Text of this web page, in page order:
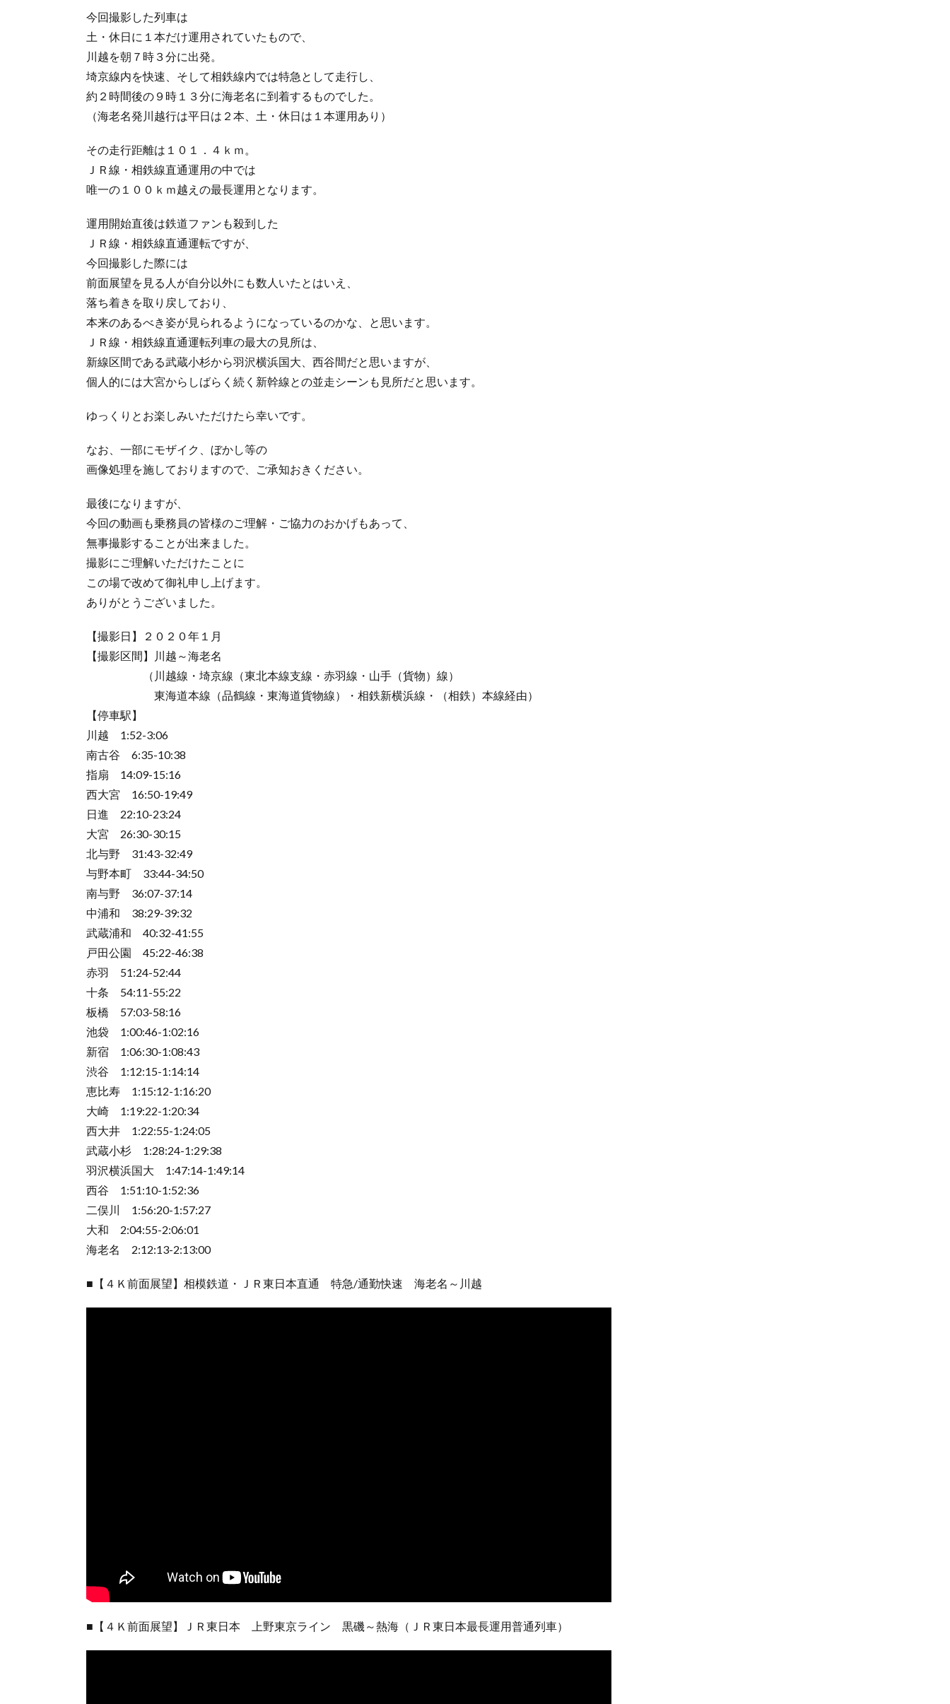
今回撮影した列車は
土・休日に１本だけ運用されていたもので、
川越を朝７時３分に出発。
埼京線内を快速、そして相鉄線内では特急として走行し、
約２時間後の９時１３分に海老名に到着するものでした。
（海老名発川越行は平日は２本、土・休日は１本運用あり）
その走行距離は１０１．４ｋｍ。
ＪＲ線・相鉄線直通運用の中では
唯一の１００ｋｍ越えの最長運用となります。
運用開始直後は鉄道ファンも殺到した
ＪＲ線・相鉄線直通運転ですが、
今回撮影した際には
前面展望を見る人が自分以外にも数人いたとはいえ、
落ち着きを取り戻しており、
本来のあるべき姿が見られるようになっているのかな、と思います。
ＪＲ線・相鉄線直通運転列車の最大の見所は、
新線区間である武蔵小杉から羽沢横浜国大、西谷間だと思いますが、
個人的には大宮からしばらく続く新幹線との並走シーンも見所だと思います。
ゆっくりとお楽しみいただけたら幸いです。
なお、一部にモザイク、ぼかし等の
画像処理を施しておりますので、ご承知おきください。
最後になりますが、
今回の動画も乗務員の皆様のご理解・ご協力のおかげもあって、
無事撮影することが出来ました。
撮影にご理解いただけたことに
この場で改めて御礼申し上げます。
ありがとうございました。
【撮影日】２０２０年１月
【撮影区間】川越～海老名
（川越線・埼京線（東北本線支線・赤羽線・山手（貨物）線）
東海道本線（品鶴線・東海道貨物線）・相鉄新横浜線・（相鉄）本線経由）
【停車駅】
川越 1:52-3:06
南古谷 6:35-10:38
指扇 14:09-15:16
西大宮 16:50-19:49
日進 22:10-23:24
大宮 26:30-30:15
北与野 31:43-32:49
与野本町 33:44-34:50
南与野 36:07-37:14
中浦和 38:29-39:32
武蔵浦和 40:32-41:55
戸田公園 45:22-46:38
赤羽 51:24-52:44
十条 54:11-55:22
板橋 57:03-58:16
池袋 1:00:46-1:02:16
新宿 1:06:30-1:08:43
渋谷 1:12:15-1:14:14
恵比寿 1:15:12-1:16:20
大崎 1:19:22-1:20:34
西大井 1:22:55-1:24:05
武蔵小杉 1:28:24-1:29:38
羽沢横浜国大 1:47:14-1:49:14
西谷 1:51:10-1:52:36
二俣川 1:56:20-1:57:27
大和 2:04:55-2:06:01
海老名 2:12:13-2:13:00
■【４Ｋ前面展望】相模鉄道・ＪＲ東日本直通 特急/通勤快速 海老名～川越
■【４Ｋ前面展望】ＪＲ東日本 上野東京ライン 黒磯～熱海（ＪＲ東日本最長運用普通列車）